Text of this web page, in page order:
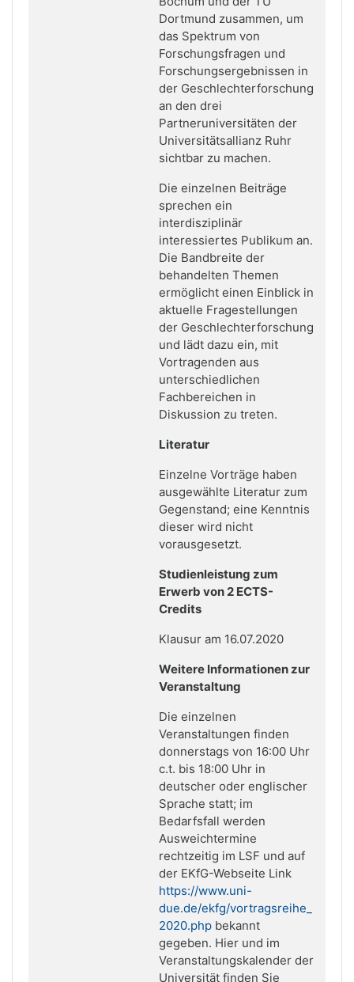
Dortmund zusammen, um
das Spektrum von
Forschungsfragen und
Forschungsergebnissen in
der Geschlechterforschung
an den drei
Partneruniversitäten der
Universitätsallianz Ruhr
sichtbar zu machen.
Die einzelnen Beiträge
sprechen ein
interdisziplinär
interessiertes Publikum an.
Die Bandbreite der
behandelten Themen
ermöglicht einen Einblick in
aktuelle Fragestellungen
der Geschlechterforschung
und lädt dazu ein, mit
Vortragenden aus
unterschiedlichen
Fachbereichen in
Diskussion zu treten.
Literatur
Einzelne Vorträge haben
ausgewählte Literatur zum
Gegenstand; eine Kenntnis
dieser wird nicht
vorausgesetzt.
Studienleistung zum
Erwerb von 2 ECTS-
Credits
Klausur am 16.07.2020
Weitere Informationen zur
Veranstaltung
Die einzelnen
Veranstaltungen finden
donnerstags von 16:00 Uhr
c.t. bis 18:00 Uhr in
deutscher oder englischer
Sprache statt; im
Bedarfsfall werden
Ausweichtermine
rechtzeitig im LSF und auf
der EKfG-Webseite Link
https://www.uni-
due.de/ekfg/vortragsreihe_
2020.php bekannt
gegeben. Hier und im
Veranstaltungskalender der
Universität finden Sie